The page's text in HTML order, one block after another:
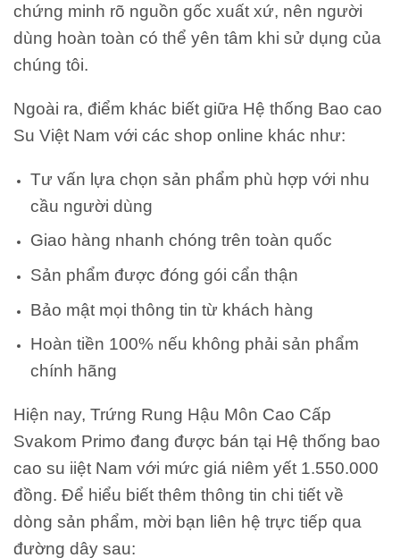
chứng minh rõ nguồn gốc xuất xứ, nên người
dùng hoàn toàn có thể yên tâm khi sử dụng của
chúng tôi.
Ngoài ra, điểm khác biết giữa Hệ thống Bao cao
Su Việt Nam với các shop online khác như:
Tư vấn lựa chọn sản phẩm phù hợp với nhu
cầu người dùng
Giao hàng nhanh chóng trên toàn quốc
Sản phẩm được đóng gói cẩn thận
Bảo mật mọi thông tin từ khách hàng
Hoàn tiền 100% nếu không phải sản phẩm
chính hãng
Hiện nay, Trứng Rung Hậu Môn Cao Cấp
Svakom Primo đang được bán tại Hệ thống bao
cao su iiệt Nam với mức giá niêm yết 1.550.000
đồng. Để hiểu biết thêm thông tin chi tiết về
dòng sản phẩm, mời bạn liên hệ trực tiếp qua
đường dây sau: